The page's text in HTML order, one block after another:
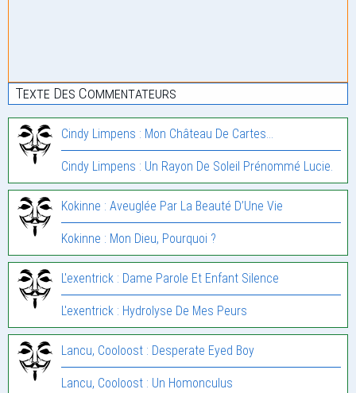
Texte Des Commentateurs
Cindy Limpens : Mon Château De Cartes…
Cindy Limpens : Un Rayon De Soleil Prénommé Lucie.
Kokinne : Aveuglée Par La Beauté D’Une Vie
Kokinne : Mon Dieu, Pourquoi ?
L'exentrick : Dame Parole Et Enfant Silence
L'exentrick : Hydrolyse De Mes Peurs
Lancu, Cooloost : Desperate Eyed Boy
Lancu, Cooloost : Un Homonculus